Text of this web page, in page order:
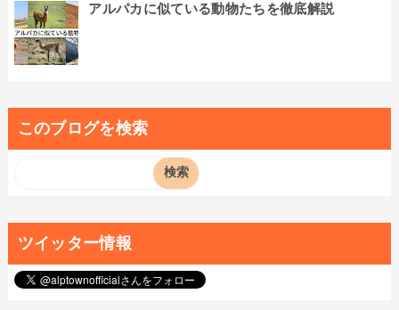
アルパカに似ている動物たちを徹底解説
このブログを検索
ツイッター情報